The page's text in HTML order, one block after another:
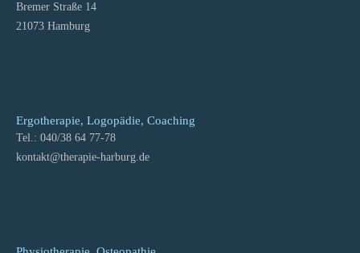
Bremer Straße 14
21073 Hamburg
Ergotherapie, Logopädie, Coaching
Tel.: 040/38 64 77-78
kontakt@therapie-harburg.de